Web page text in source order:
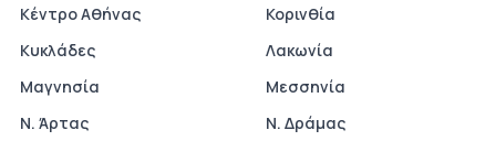
Κέντρο Αθήνας
Κορινθία
Κυκλάδες
Λακωνία
Μαγνησία
Μεσσηνία
Ν. Άρτας
Ν. Δράμας